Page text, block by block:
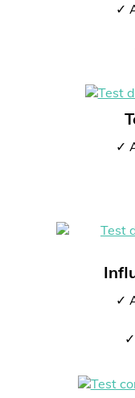
✓
✓
✓